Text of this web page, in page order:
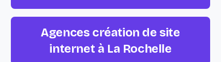
Agences création de site
internet à La Rochelle